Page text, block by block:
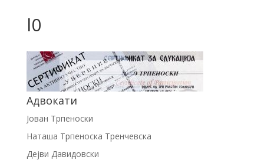
l0
Адвокати
Јован Трпеноски
Наташа Трпеноска Тренчевска
Дејви Давидовски